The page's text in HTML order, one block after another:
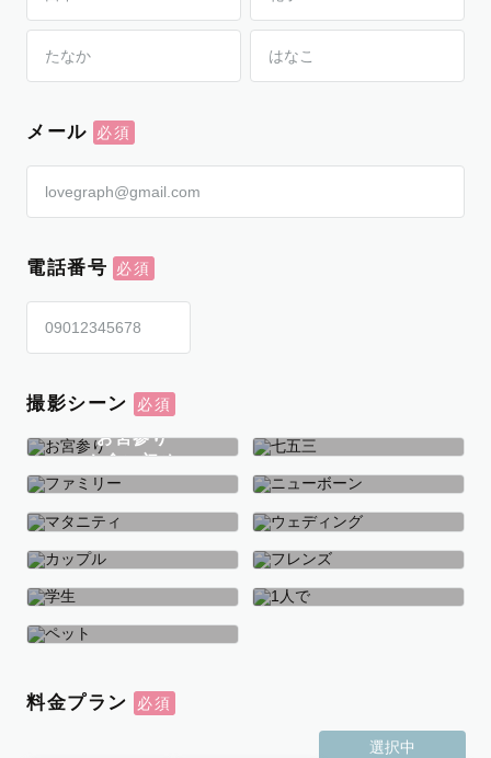
メール
電話番号
撮影シーン
お宮参り
お食い初め
七五三
ファミリー ニューボーン
マタニティ ウェディング
カップル フレンズ
学生
料金プラン
選択中